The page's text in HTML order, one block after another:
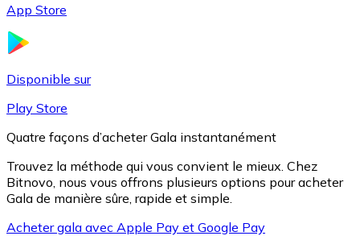
App Store
Disponible sur
Play Store
Quatre façons d’acheter Gala instantanément
Trouvez la méthode qui vous convient le mieux. Chez
Bitnovo, nous vous offrons plusieurs options pour acheter
Gala de manière sûre, rapide et simple.
Acheter gala avec Apple Pay et Google Pay